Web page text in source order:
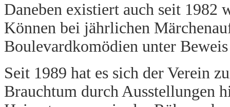
Daneben existiert auch seit 1982
Können bei jährlichen
Boulevardkomödien unter
Seit 1989 hat es sich der Verein
Brauchtum durch Ausstellungen